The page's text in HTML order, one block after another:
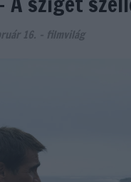
16. - filmvilág